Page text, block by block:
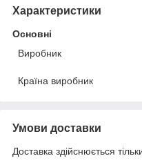
Характеристики
Основні
Виробник
Країна виробник
Умови доставки
Доставка здійснюється